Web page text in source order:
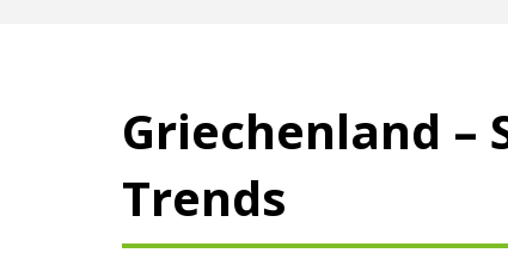
Griechenland –
Trends